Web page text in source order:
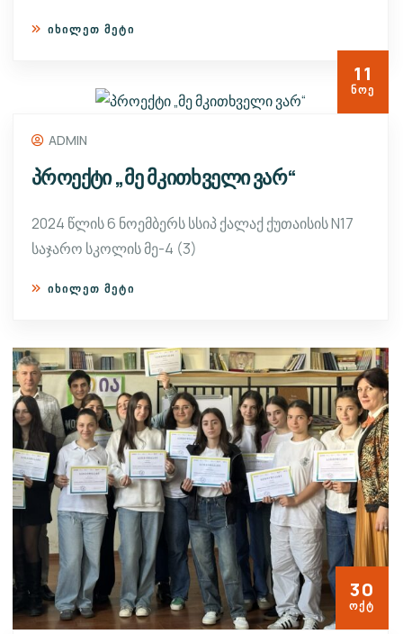
ᲘᲮᲘᲚᲔᲗ ᲛᲔᲢᲘ
11
ᲜᲝᲔ
ADMIN
პროექტი „მე მკითხველი ვარ“
2024 წლის 6 ნოემბერს სსიპ ქალაქ ქუთაისის N17
საჯარო სკოლის მე-4 (3)
ᲘᲮᲘᲚᲔᲗ ᲛᲔᲢᲘ
30
ᲝᲥᲢ